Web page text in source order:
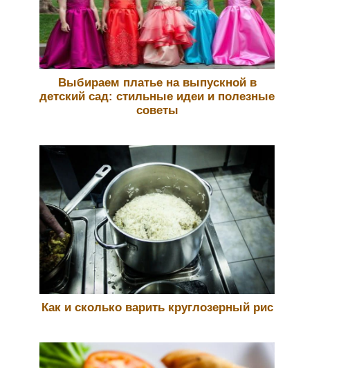
Выбираем платье на выпускной в
детский сад: стильные идеи и полезные
советы
Как и сколько варить круглозерный рис